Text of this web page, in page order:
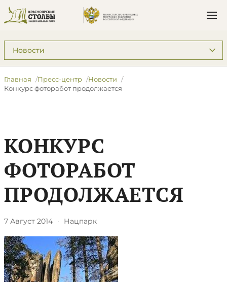
Подразделы: Пресс-центр
Главная Пресс-центр
Новости
Конкурс фоторабот продолжается
КОНКУРС
ФОТОРАБОТ
ПРОДОЛЖАЕТСЯ
7 Август 2014 · Нацпарк